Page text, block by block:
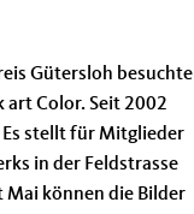
Gütersloh besuchte
art Color. Seit 2002
stellt für Mitglieder
in der Feldstrasse
können die Bilder